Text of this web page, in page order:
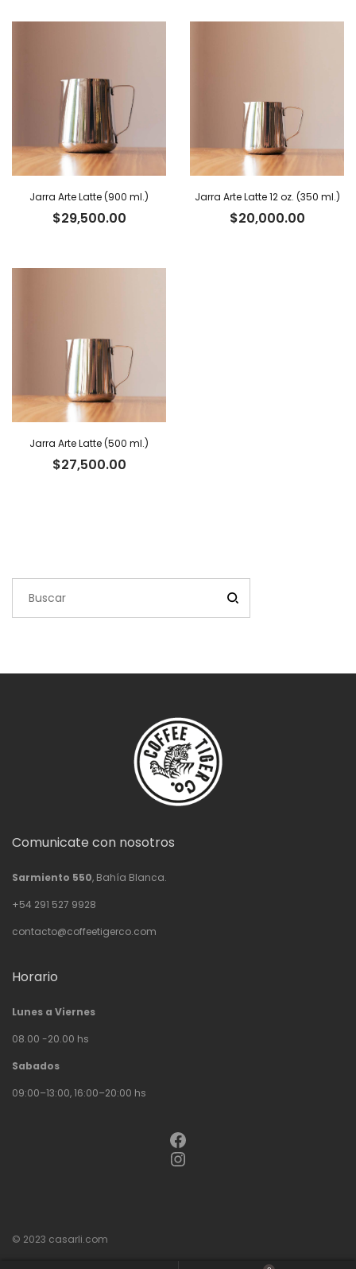
Jarra Arte Latte (900 ml.)
$29,500.00
Jarra Arte Latte 12 oz. (350 ml.)
$20,000.00
Jarra Arte Latte (500 ml.)
$27,500.00
Comunicate con nosotros
Sarmiento 550, Bahía Blanca.
+54 291 527 9928
contacto@coffeetigerco.com
Horario
Lunes a Viernes
08.00 -20.00 hs
Sabados
09:00–13:00, 16:00–20:00 hs
Facebook
Instagram
© 2023 casarli.com